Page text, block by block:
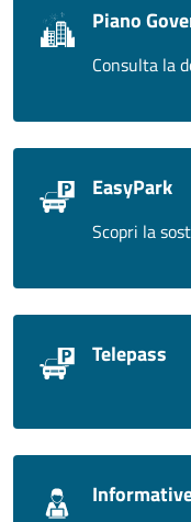
Piano
Consulta la
EasyPark
Scopri la
Telepass